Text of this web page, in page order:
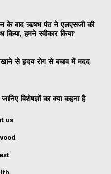
के बाद ऋषभ पंत ने एलएसजी की
किया, हमने स्वीकार किया’
से हृदय रोग से बचाव में मदद
विशेषज्ञों का क्या कहना है
us